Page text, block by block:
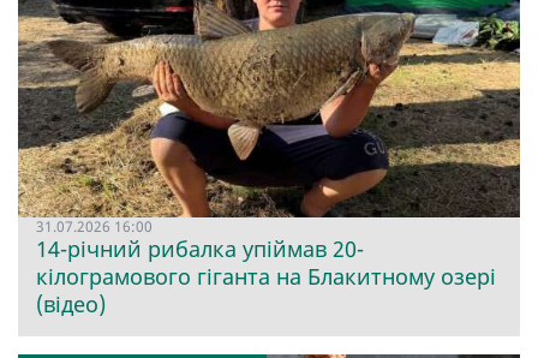
31.07.2026 16:00
14-річний рибалка упіймав 20-
кілограмового гіганта на Блакитному озері
(відео)